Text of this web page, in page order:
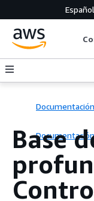
Español
Documentación
Documentación
Base